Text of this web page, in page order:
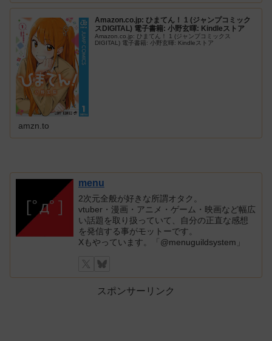
Amazon.co.jp: ひまてん！ 1 (ジャンプコミック
スDIGITAL) 電子書籍: 小野玄暉: Kindleストア
Amazon.co.jp: ひまてん！ 1 (ジャンプコミックス
DIGITAL) 電子書籍: 小野玄暉: Kindleストア
amzn.to
menu
2次元全般が好きな所謂オタク。
vtuber・漫画・アニメ・ゲーム・映画など幅広
い話題を取り扱っていて、自分の正直な感想
を発信する事がモットーです。
Xもやっています。「@menuguildsystem」
スポンサーリンク